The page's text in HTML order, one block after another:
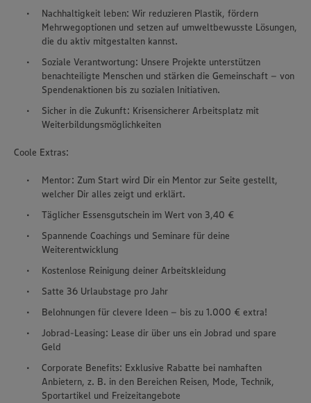
Nachhaltigkeit leben: Wir reduzieren Plastik, fördern
Mehrwegoptionen und setzen auf umweltbewusste Lösungen,
die du aktiv mitgestalten kannst.
Soziale Verantwortung: Unsere Projekte unterstützen
benachteiligte Menschen und stärken die Gemeinschaft – von
Spendenaktionen bis zu sozialen Initiativen.
Sicher in die Zukunft: Krisensicherer Arbeitsplatz mit
Weiterbildungsmöglichkeiten
Coole Extras:
Mentor: Zum Start wird Dir ein Mentor zur Seite gestellt,
welcher Dir alles zeigt und erklärt.
Täglicher Essensgutschein im Wert von 3,40 €
Spannende Coachings und Seminare für deine
Weiterentwicklung
Kostenlose Reinigung deiner Arbeitskleidung
Satte 36 Urlaubstage pro Jahr
Belohnungen für clevere Ideen – bis zu 1.000 € extra!
Jobrad-Leasing: Lease dir über uns ein Jobrad und spare
Geld
Corporate Benefits: Exklusive Rabatte bei namhaften
Anbietern, z. B. in den Bereichen Reisen, Mode, Technik,
Sportartikel und Freizeitangebote